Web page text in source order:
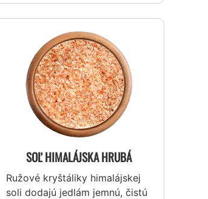
SOĽ HIMALÁJSKA HRUBÁ
Ružové kryštáliky himalájskej
soli dodajú jedlám jemnú, čistú